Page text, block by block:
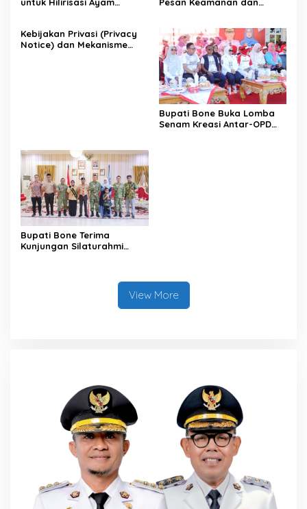
untuk Hilirisasi Ayam
Pesan Keamanan dan
Kebijakan Privasi (Privacy
Notice) dan Mekanisme
Bupati Bone Buka Lomba
Senam Kreasi Antar-OPD
Bupati Bone Terima
Kunjungan Silaturahmi
View More